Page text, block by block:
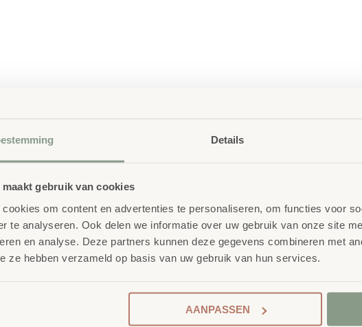
Details
maakt gebruik van cookies
cookies om content en advertenties te personaliseren, om functies voor
te analyseren. Ook delen we informatie over uw gebruik van onze site
en analyse. Deze partners kunnen deze gegevens combineren met
ze hebben verzameld op basis van uw gebruik van hun services.
AANPASSEN
Gerelateerde